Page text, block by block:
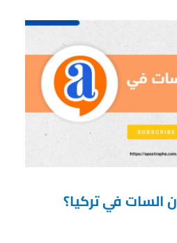
السات في تركيا؟